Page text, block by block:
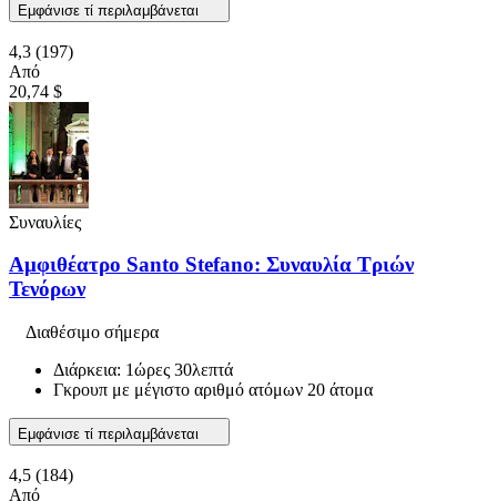
Εμφάνισε τί περιλαμβάνεται
4,3 (197)
Από
20,74 $
Συναυλίες
Αμφιθέατρο Santo Stefano: Συναυλία Τριών
Τενόρων
Διαθέσιμο σήμερα
Διάρκεια: 1ώρες 30λεπτά
Γκρουπ με μέγιστο αριθμό ατόμων 20 άτομα
Εμφάνισε τί περιλαμβάνεται
4,5 (184)
Από